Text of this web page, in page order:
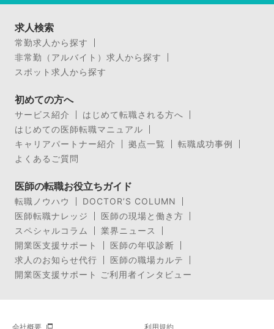
求人検索
常勤求人から探す
非常勤（アルバイト）求人から探す
スポット求人から探す
初めての方へ
サービス紹介
はじめて転職される方へ
はじめての医師転職マニュアル
キャリアパートナー紹介
拠点一覧
転職成功事例
よくあるご質問
医師の転職お役立ちガイド
転職ノウハウ
DOCTOR’S COLUMN
医師転職ナレッジ
医師の現場と働き方
スペシャルコラム
業界ニュース
開業医支援サポート
医師の年収診断
求人のお知らせ代行
医師の職場カルテ
開業医支援サポート ご利用者インタビュー
会社概要 利用規約